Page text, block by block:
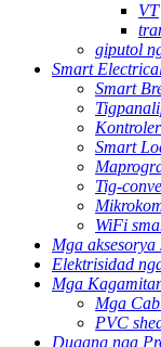
VT
giputol
Smart
Smart
Smart
Tig-
WiFi
Mga aksesorya
Elektrisidad
Mga
Mga
PVC
Dugang nga